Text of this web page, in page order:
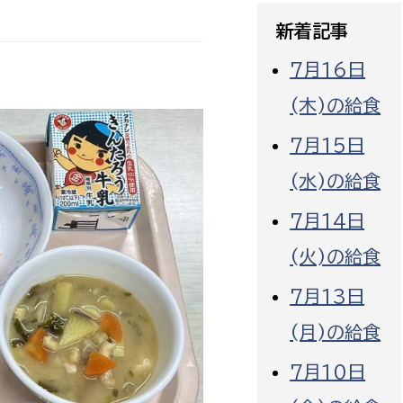
観光
病院
市議会
者支援課
農政課
水産海浜課
市立総合医療センタ
患者サポートセンター
病院管理局：経営管
病院管理局：施設用
新着記事
7月16日
(木)の給食
7月15日
(水)の給食
7月14日
(火)の給食
7月13日
(月)の給食
7月10日